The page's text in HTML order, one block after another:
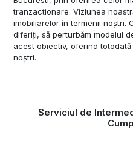
tranzactionare. Viziunea
imobiliarelor în termenii noștri.
diferiți, să perturbăm modelul
acest obiectiv, oferind
noștri.
Serviciul de